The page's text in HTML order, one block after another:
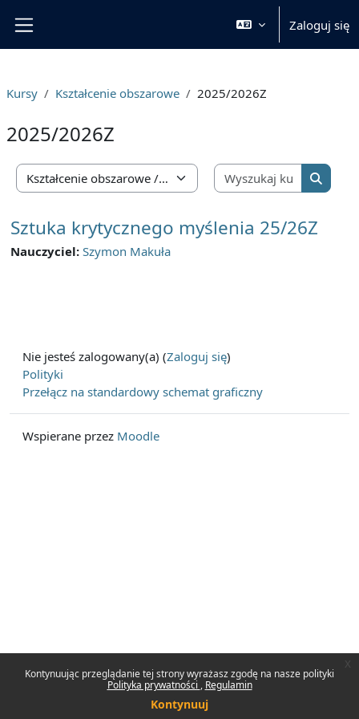
Kontynuując przeglądanie tej strony wyrażasz zgodę na nasze polityki
Polityka prywatności
Regulamin
Kontynuuj
Zaloguj się
Kursy Kształcenie obszarowe 2025/2026Z
2025/2026Z
Kategorie kursów
Sztuka krytycznego myślenia 25/26Z
Nauczyciel: Szymon Makuła
Nie jesteś zalogowany(a) (Zaloguj się)
Polityki
Przełącz na standardowy schemat graficzny
Wspierane przez Moodle